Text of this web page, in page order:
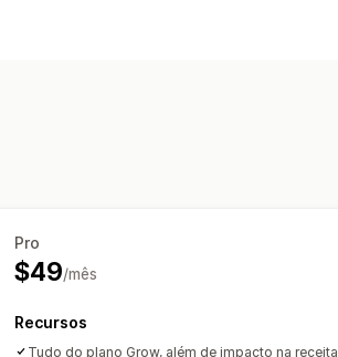
Pro
$49/mês
Recursos
Tudo do plano Grow, além de impacto na receita